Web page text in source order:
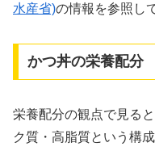
水産省)の情報を参照し
かつ丼の栄養配分
栄養配分の観点で見る
ク質・高脂質という構